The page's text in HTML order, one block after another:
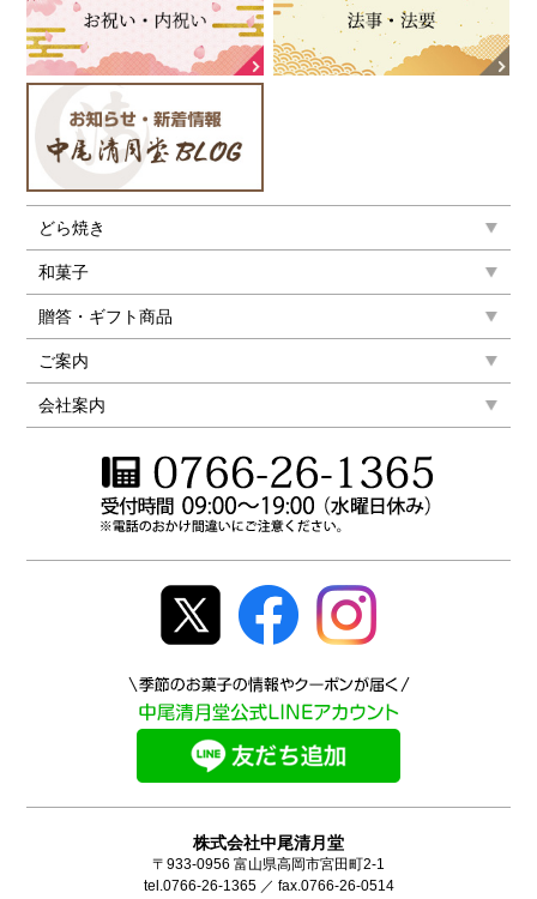
どら焼き
和菓子
贈答・ギフト商品
ご案内
会社案内
株式会社中尾清月堂
〒933-0956 富山県高岡市宮田町2-1
tel.0766-26-1365 ／ fax.0766-26-0514